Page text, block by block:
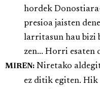
hordek
presioa jaisten
larritasun hau bizi
zen... Horri
MIREN: Niretako
ez ditik egiten. Hik